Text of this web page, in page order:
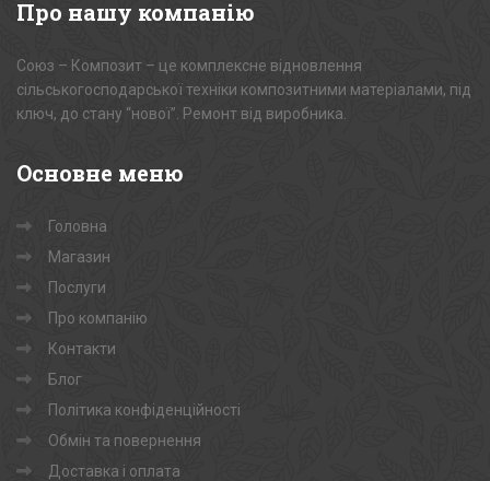
Про нашу компанію
Союз – Композит – це комплексне відновлення
сільськогосподарської техніки композитними матеріалами, під
ключ, до стану “нової”. Ремонт від виробника.
Основне меню
Головна
Магазин
Послуги
Про компанію
Контакти
Блог
Політика конфіденційності
Обмін та повернення
Доставка і оплата